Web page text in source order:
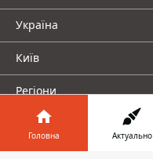
Україна
Київ
Регіони
Гроші
Шоу-біз
Головна Актуально